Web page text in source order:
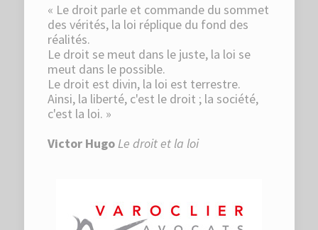
« Le droit parle et commande du sommet
des vérités, la loi réplique du fond des
réalités.
Le droit se meut dans le juste, la loi se
meut dans le possible.
Le droit est divin, la loi est terrestre.
Ainsi, la liberté, c'est le droit ; la société,
c'est la loi. »
Victor HugoLe droit et la loi